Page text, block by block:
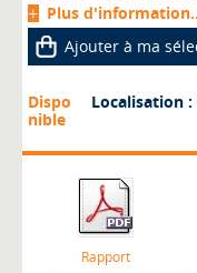
Plus
Ajouter à ma
Dispo
nible
Localisation :
Rapport